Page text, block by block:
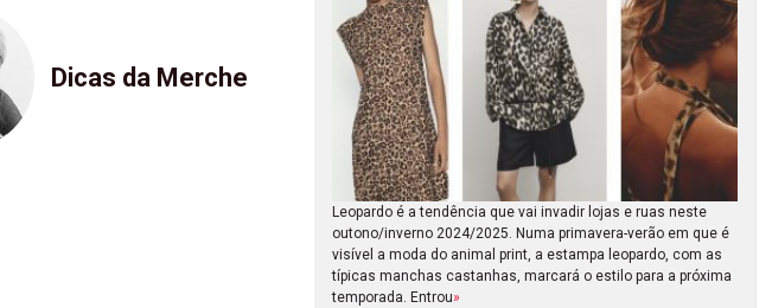
Dicas da Merche
Leopardo é a tendência que vai invadir lojas e ruas neste
outono/inverno 2024/2025. Numa primavera-verão em que é
visível a moda do animal print, a estampa leopardo, com as
típicas manchas castanhas, marcará o estilo para a próxima
temporada. Entrou»